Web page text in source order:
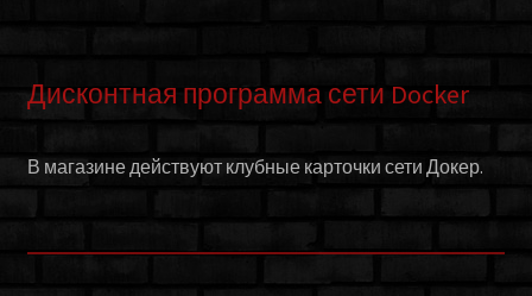
Дисконтная программа сети Docker
В магазине действуют клубные карточки сети Докер.